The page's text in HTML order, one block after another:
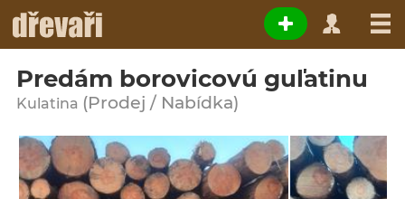
Predám borovicovú guľatinu
Kulatina (Prodej / Nabídka)